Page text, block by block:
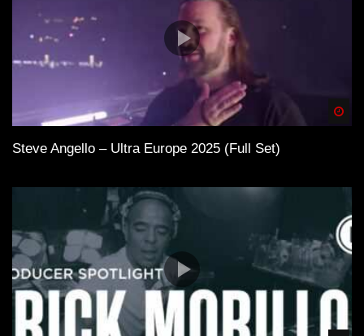
Steve Angello – Ultra Europe 2025 (Full Set)